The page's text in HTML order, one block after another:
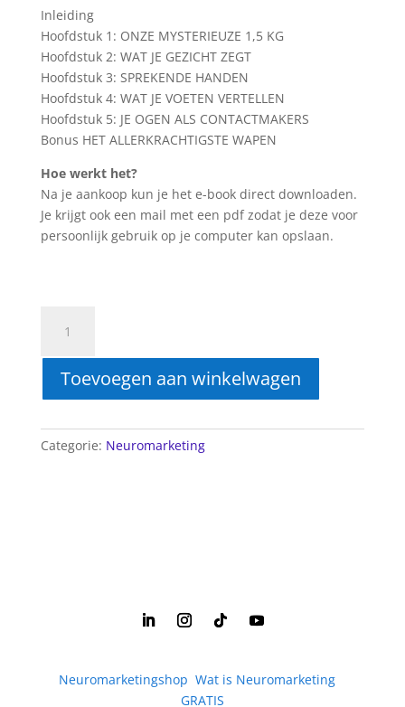
Inleiding
Hoofdstuk 1: ONZE MYSTERIEUZE 1,5 KG
Hoofdstuk 2: WAT JE GEZICHT ZEGT
Hoofdstuk 3: SPREKENDE HANDEN
Hoofdstuk 4: WAT JE VOETEN VERTELLEN
Hoofdstuk 5: JE OGEN ALS CONTACTMAKERS
Bonus HET ALLERKRACHTIGSTE WAPEN
Hoe werkt het?
Na je aankoop kun je het e-book direct downloaden.
Je krijgt ook een mail met een pdf zodat je deze voor
persoonlijk gebruik op je computer kan opslaan.
book
lichaamstaal
aantal
Toevoegen aan winkelwagen
Categorie: Neuromarketing
Neuromarketingshop Wat is Neuromarketing|
GRATIS